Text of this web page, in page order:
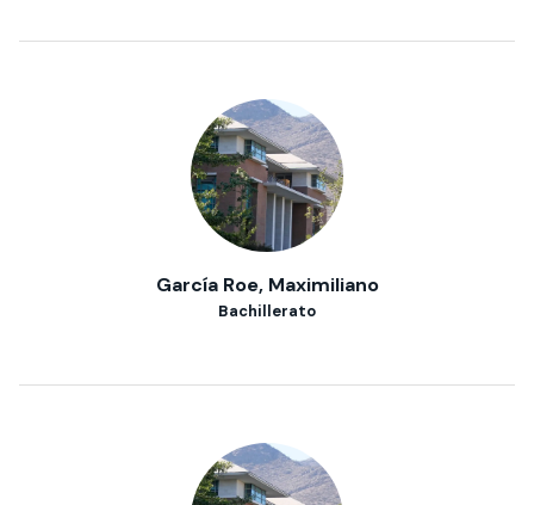
García Roe, Maximiliano
Bachillerato